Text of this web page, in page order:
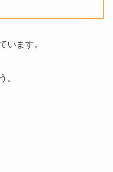
います。
。